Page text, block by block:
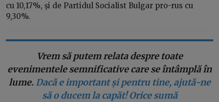
cu 10,17%, și de Partidul Socialist Bulgar pro-rus cu
9,30%.
Vrem să putem relata despre toate
evenimentele semnificative care se întâmplă în
lume. Dacă e important și pentru tine, ajută-ne
să o ducem la capăt! Orice sumă